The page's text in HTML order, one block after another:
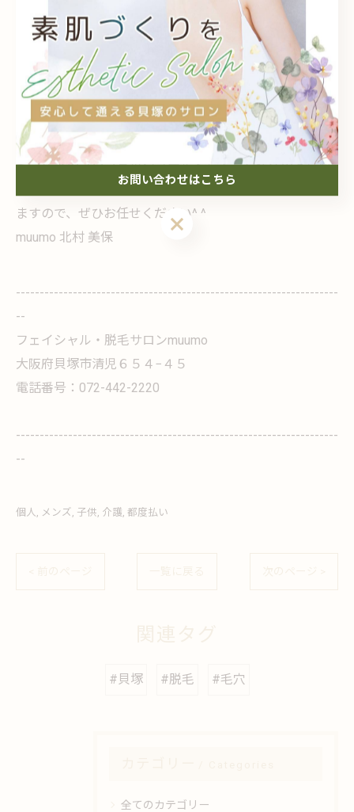
ります
⁡施術を受けたその日だけツルツルになればいい のでは
なく、その後も効果を長く感じて頂け、お客様の毛穴の
お悩みを確実に解消していくために、
毛穴ケアのプロフェッショナルとして、お客様のあらゆ
る毛穴のお悩みと向き合い施術＋アドバイスさせて頂き
ますので、ぜひお任せください^ ^
⁡muumo 北村 美保
--------------------------------------------------------------------
--
フェイシャル・脱毛サロンmuumo
大阪府貝塚市清児６５４−４５
電話番号：072-442-2220
--------------------------------------------------------------------
--
個人 メンズ 子供 介護 都度払い
#貝塚 #脱毛 #毛穴
全てのカテゴリー
お問い合わせはこちら